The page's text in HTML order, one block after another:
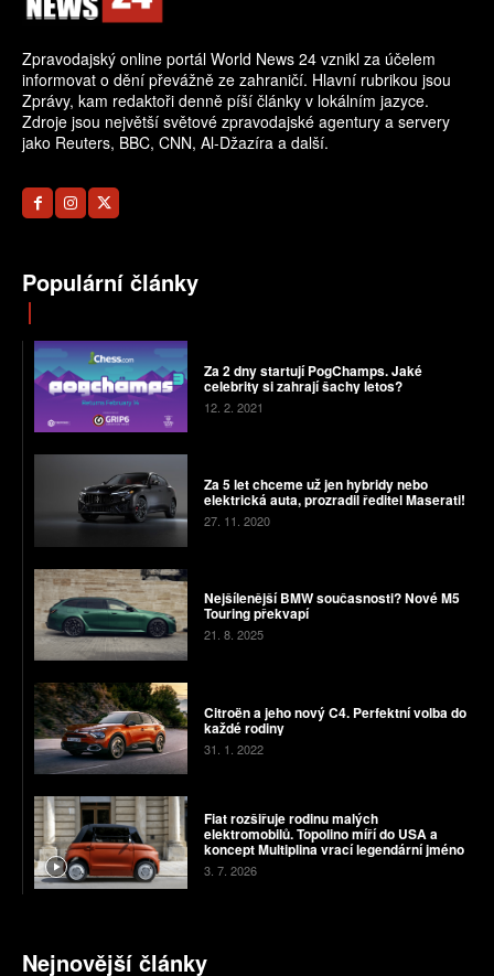
Zpravodajský online portál World News 24 vznikl za účelem
informovat o dění převážně ze zahraničí. Hlavní rubrikou jsou
Zprávy, kam redaktoři denně píší články v lokálním jazyce.
Zdroje jsou největší světové zpravodajské agentury a servery
jako Reuters, BBC, CNN, Al-Džazíra a další.
Populární články
Za 2 dny startují PogChamps. Jaké
celebrity si zahrají šachy letos?
12. 2. 2021
Za 5 let chceme už jen hybridy nebo
elektrická auta, prozradil ředitel Maserati!
27. 11. 2020
Nejšílenější BMW současnosti? Nové M5
Touring překvapí
21. 8. 2025
Citroën a jeho nový C4. Perfektní volba do
každé rodiny
31. 1. 2022
Fiat rozšiřuje rodinu malých
elektromobilů. Topolino míří do USA a
koncept Multiplina vrací legendární jméno
3. 7. 2026
Nejnovější články